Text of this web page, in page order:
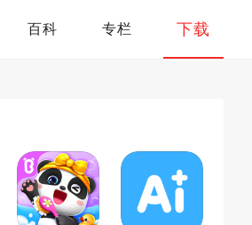
百科 专栏 下载